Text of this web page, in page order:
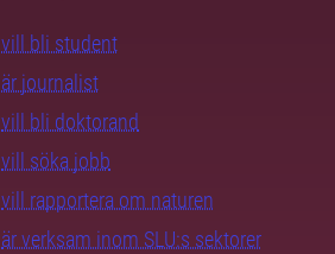
vill bli student
är journalist
vill bli doktorand
vill söka jobb
vill rapportera om naturen
är verksam inom SLU:s sektorer